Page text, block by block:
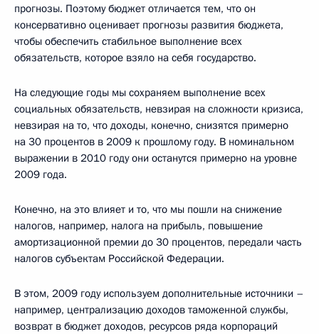
прогнозы. Поэтому бюджет отличается тем, что он
консервативно оценивает прогнозы развития бюджета,
чтобы обеспечить стабильное выполнение всех
обязательств, которое взяло на себя государство.
На следующие годы мы сохраняем выполнение всех
социальных обязательств, невзирая на сложности кризиса,
невзирая на то, что доходы, конечно, снизятся примерно
на 30 процентов в 2009 к прошлому году. В номинальном
выражении в 2010 году они останутся примерно на уровне
2009 года.
Конечно, на это влияет и то, что мы пошли на снижение
налогов, например, налога на прибыль, повышение
амортизационной премии до 30 процентов, передали часть
налогов субъектам Российской Федерации.
В этом, 2009 году используем дополнительные источники –
например, централизацию доходов таможенной службы,
возврат в бюджет доходов, ресурсов ряда корпораций